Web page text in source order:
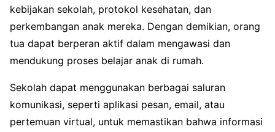
kebijakan sekolah, protokol kesehatan, dan
perkembangan anak mereka. Dengan demikian, orang
tua dapat berperan aktif dalam mengawasi dan
mendukung proses belajar anak di rumah.
Sekolah dapat menggunakan berbagai saluran
komunikasi, seperti aplikasi pesan, email, atau
pertemuan virtual, untuk memastikan bahwa informasi